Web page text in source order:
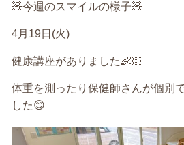
🧸今週のスマイルの様子🧸
4月 19日 (火)
健康講座がありました👶🏻
体重を測ったり保健師さんが個別
した😊